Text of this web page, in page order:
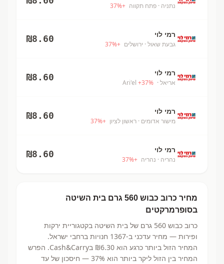
נתניה · פתח תקווה +
37%
רמי לוי
גבעת שאול · ירושלים +
37%
₪8.60
רמי לוי
אריאל · Ari'el
+37%
₪8.60
רמי לוי
מישור אדומים · ראשון לציון +
37%
₪8.60
רמי לוי
נהריה · נהריה +
37%
₪8.60
מחיר כרוב כבוש 560 גרם
בית השיטה
בסופרמרקטים
כרוב כבוש 560 גרם של בית השיטה בקטגוריית ירקות
ופירות — מחיר עדכני ב-1367 חנויות ברחבי ישראל.
המחיר הזול ביותר כרגע הוא ₪6.30
בCash&Carry.
הפרש
המחיר בין הזול ליקר ביותר הוא 37% — חיסכון של עד